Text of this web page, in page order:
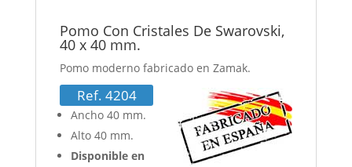
Pomo Con Cristales De Swarovski,
40 x 40 mm.
Pomo moderno fabricado en Zamak.
Ref. 4204
Ancho 40 mm.
Alto 40 mm.
Disponible en